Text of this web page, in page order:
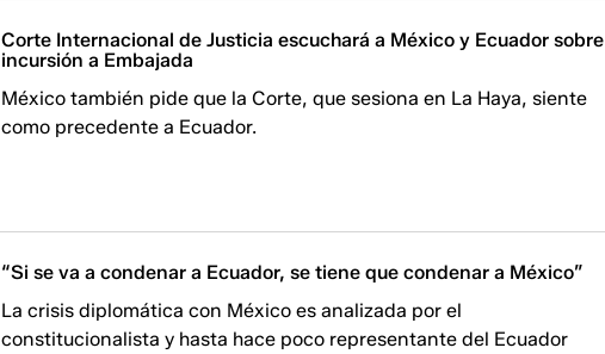
Corte Internacional de Justicia escuchará a México y Ecuador sobre
incursión a Embajada
México también pide que la Corte, que sesiona en La Haya, siente
como precedente a Ecuador.
“Si se va a condenar a Ecuador, se tiene que condenar a México”
La crisis diplomática con México es analizada por el
constitucionalista y hasta hace poco representante del Ecuador